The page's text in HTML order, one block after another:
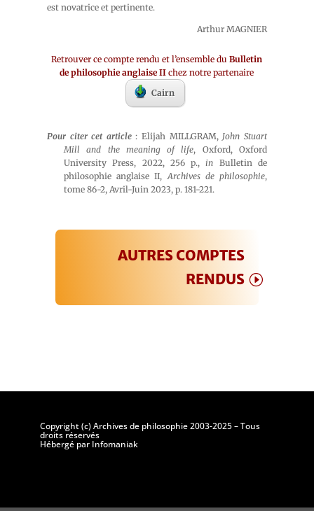
est novatrice et pertinente.
Arthur MAGNIER
Retrouver ce compte rendu et l’ensemble duBulletin
de philosophie anglaise IIchez notre partenaire
Cairn
Pour citer cet article: Elijah MILLGRAM, John Stuart
Mill and the meaning of life, Oxford, Oxford
University Press, 2022, 256 p.,in Bulletin de
philosophie anglaise II,Archives de philosophie,
tome 86-2, Avril-Juin 2023, p. 181-221.
AUTRES COMPTES
RENDUS
Copyright (c) Archives de philosophie 2003-2025 – Tous
droits réservés
Hébergé par Infomaniak